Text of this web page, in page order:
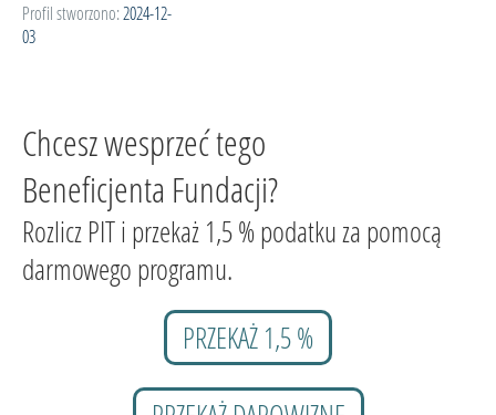
Profil stworzono: 2024-12-
03
Chcesz wesprzeć tego
Beneficjenta Fundacji?
Rozlicz PIT i przekaż 1,5 % podatku za pomocą
darmowego programu.
PRZEKAŻ 1,5 %